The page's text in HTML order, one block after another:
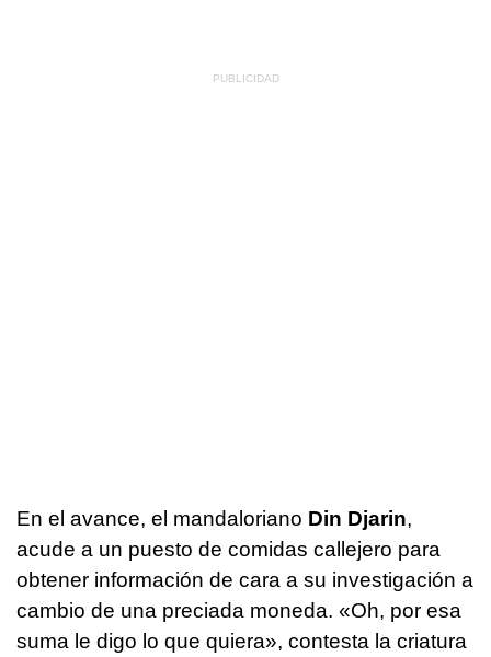
En el avance, el mandaloriano Din Djarin,
acude a un puesto de comidas callejero para
obtener información de cara a su investigación a
cambio de una preciada moneda. «Oh, por esa
suma le digo lo que quiera», contesta la criatura